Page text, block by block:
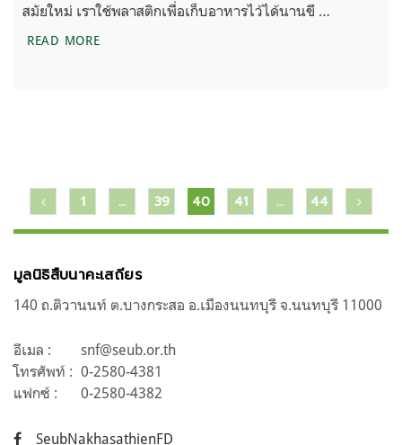
สมัยใหม่ เราใช้พลาสติกเพื่อเก็บอาหารไว้ได้นานขึ …
READ MOREเชื้อเพลิงพลาสติก ทางเลือกพลังงานแห่งอนาคต
แนะแนว
เรื่อง
1 … 39 40 41 … 44
มูลนิธิสืบนาคะเสถียร
140 ถ.ติวานนท์ ต.บางกระสอ อ.เมืองนนทบุรี จ.นนทบุรี 11000
อีเมล :
snf@seub.or.th
โทรศัพท์ : 0-2580-4381
แฟกซ์ :
0-2580-4382
SeubNakhasathienFD